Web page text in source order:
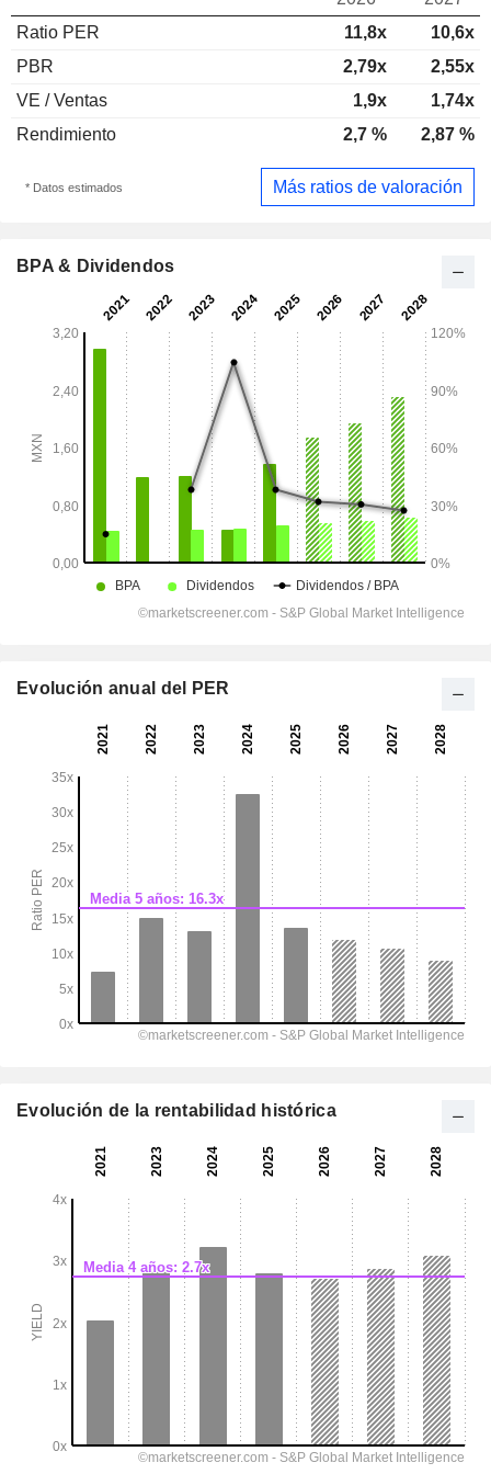
Ratio PER
11,8x
10,6x
PBR
2,79x
2,55x
VE / Ventas
1,9x
1,74x
Rendimiento
2,7 % 2,87 %
* Datos estimados Más ratios de valoración
BPA & Dividendos
Evolución anual del PER
Evolución de la rentabilidad histórica